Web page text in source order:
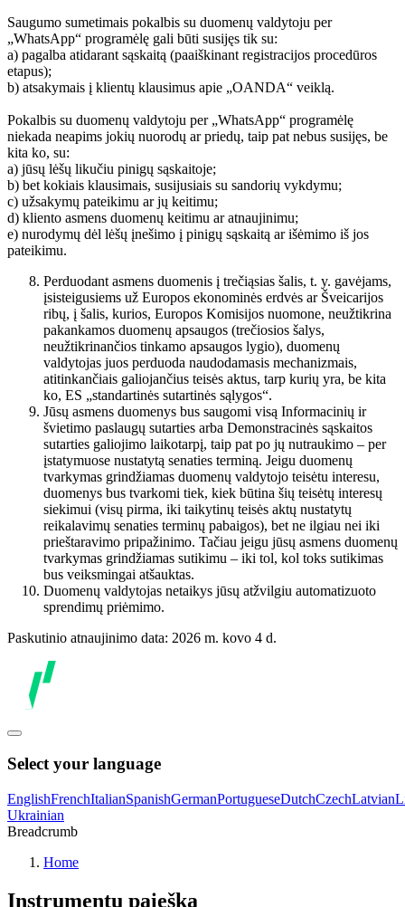
Saugumo sumetimais pokalbis su duomenų valdytoju per
„WhatsApp“ programėlę gali būti susijęs tik su:
a) pagalba atidarant sąskaitą (paaiškinant registracijos procedūros
etapus);
b) atsakymais į klientų klausimus apie „OANDA“ veiklą.
Pokalbis su duomenų valdytoju per „WhatsApp“ programėlę
niekada neapims jokių nuorodų ar priedų, taip pat nebus susijęs, be
kita ko, su:
a) jūsų lėšų likučiu pinigų sąskaitoje;
b) bet kokiais klausimais, susijusiais su sandorių vykdymu;
c) užsakymų pateikimu ar jų keitimu;
d) kliento asmens duomenų keitimu ar atnaujinimu;
e) nurodymų dėl lėšų įnešimo į pinigų sąskaitą ar išėmimo iš jos
pateikimu.
Perduodant asmens duomenis į trečiąsias šalis, t. y. gavėjams,
įsisteigusiems už Europos ekonominės erdvės ar Šveicarijos
ribų, į šalis, kurios, Europos Komisijos nuomone, neužtikrina
pakankamos duomenų apsaugos (trečiosios šalys,
neužtikrinančios tinkamo apsaugos lygio), duomenų
valdytojas juos perduoda naudodamasis mechanizmais,
atitinkančiais galiojančius teisės aktus, tarp kurių yra, be kita
ko, ES „standartinės sutartinės sąlygos“.
Jūsų asmens duomenys bus saugomi visą Informacinių ir
švietimo paslaugų sutarties arba Demonstracinės sąskaitos
sutarties galiojimo laikotarpį, taip pat po jų nutraukimo – per
įstatymuose nustatytą senaties terminą. Jeigu duomenų
tvarkymas grindžiamas duomenų valdytojo teisėtu interesu,
duomenys bus tvarkomi tiek, kiek būtina šių teisėtų interesų
siekimui (visų pirma, iki taikytinų teisės aktų nustatytų
reikalavimų senaties terminų pabaigos), bet ne ilgiau nei iki
prieštaravimo pripažinimo. Tačiau jeigu jūsų asmens duomenų
tvarkymas grindžiamas sutikimu – iki tol, kol toks sutikimas
bus veiksmingai atšauktas.
Duomenų valdytojas netaikys jūsų atžvilgiu automatizuoto
sprendimų priėmimo.
Paskutinio atnaujinimo data: 2026 m. kovo 4 d.
Select your language
EnglishFrenchItalianSpanishGermanPortugueseDutchCzechLatvian
Ukrainian
Breadcrumb
Home
Instrumentų paieška